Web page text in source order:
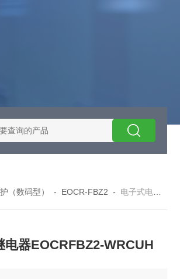
05RSEOCR-SE2施耐德电流保
（数码型） - EOCR-FBZ2 - 电子式电动机保护继电器EOCRFBZ2-WRCUH
电器EOCRFBZ2-WRCUH